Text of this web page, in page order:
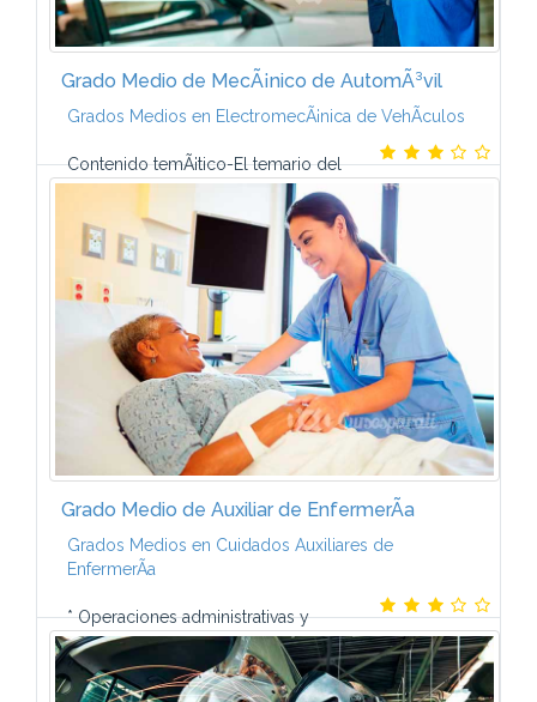
Grado Medio de MecÃ¡nico de AutomÃ³vil
Grados Medios en ElectromecÃ¡nica de VehÃ­culos
Contenido temÃ¡tico-El temario del
Curso de MecÃ¡nica de AutomÃ³vil a distancia lo
componen 8 mÃ³dulos formativos que contienen un
gran nÃºmero de ilustraciones, fotografÃ­as y...
Grado Medio de Auxiliar de EnfermerÃ­a
Grados Medios en Cuidados Auxiliares de
EnfermerÃ­a
* Operaciones administrativas y
documentaciÃ³n sanitaria* El ser humano ante la
enfermedad. * Bienestar de los pacientes:
necesidades de higiene, reposo y movimiento. * ...